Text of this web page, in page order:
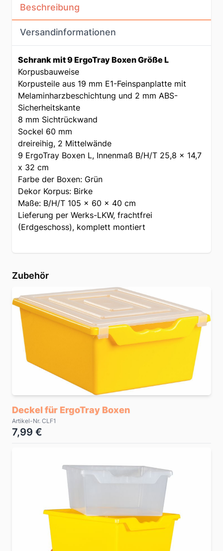
Beschreibung
Versandinformationen
Schrank mit 9 ErgoTray Boxen Größe L
Korpusbauweise
Korpusteile aus 19 mm E1-Feinspanplatte mit
Melaminharzbeschichtung und 2 mm ABS-
Sicherheitskante
8 mm Sichtrückwand
Sockel 60 mm
dreireihig, 2 Mittelwände
9 ErgoTray Boxen L, Innenmaß B/H/T 25,8 x 14,7
x 32 cm
Farbe der Boxen: Grün
Dekor Korpus: Birke
Maße: B/H/T 105 x 60 x 40 cm
Lieferung per Werks-LKW, frachtfrei
(Erdgeschoss), komplett montiert
Zubehör
Deckel für ErgoTray Boxen
Artikel-Nr. CLF1
7,99 €